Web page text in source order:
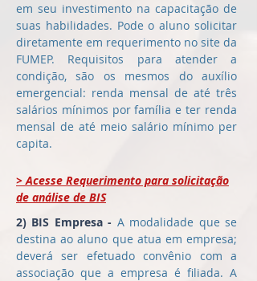
em seu investimento na capacitação de
suas habilidades. Pode o aluno solicitar
diretamente em requerimento no site da
FUMEP. Requisitos para atender a
condição, são os mesmos do auxílio
emergencial: renda mensal de até três
salários mínimos por família e ter renda
mensal de até meio salário mínimo per
capita.
> Acesse Requerimento para solicitação
de análise de BIS
2) BIS Empresa - A modalidade que se
destina ao aluno que atua em empresa;
deverá ser efetuado convênio com a
associação que a empresa é filiada. A